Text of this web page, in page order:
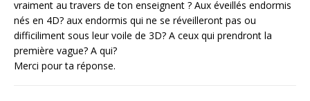
vraiment au travers de ton enseignent ? Aux éveillés endormis
nés en 4D? aux endormis qui ne se réveilleront pas ou
difficiliment sous leur voile de 3D? A ceux qui prendront la
première vague? A qui?
Merci pour ta réponse.